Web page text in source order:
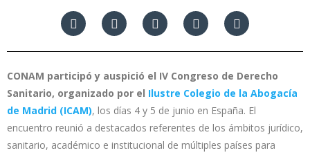
CONAM participó y auspició el IV Congreso de Derecho
Sanitario, organizado por el Ilustre Colegio de la Abogacía
de Madrid (ICAM), los días 4 y 5 de junio en España. El
encuentro reunió a destacados referentes de los ámbitos jurídico,
sanitario, académico e institucional de múltiples países para